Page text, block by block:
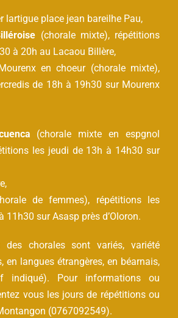
lartigue place jean bareilhe Pau,
(chorale mixte), répétitions
à 20h au Lacaou Billère,
en choeur (chorale mixte),
de 18h à 19h30 sur Mourenx
(chorale mixte en espgnol
les jeudi de 13h à 14h30 sur
de femmes), répétitions les
11h30 sur Asasp près d’Oloron.
des chorales sont variés, variété
en langues étrangères, en béarnais,
indiqué). Pour informations ou
vous les jours de répétitions ou
(0767092549).